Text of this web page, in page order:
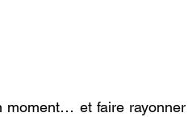
moment… et faire rayonner